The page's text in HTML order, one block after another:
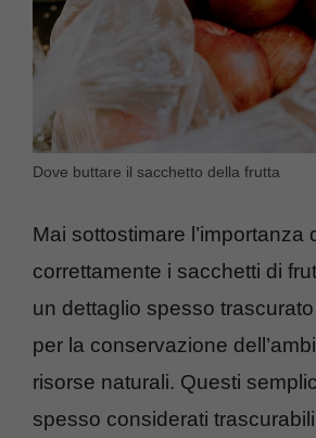
Dove buttare il sacchetto della frutta
Mai sottostimare l’importanza
correttamente i sacchetti di
un dettaglio spesso
per la conservazione
risorse naturali. Questi
spesso considerati